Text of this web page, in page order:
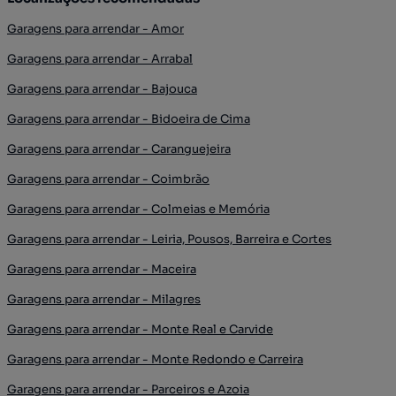
Garagens para arrendar - Amor
Garagens para arrendar - Arrabal
Garagens para arrendar - Bajouca
Garagens para arrendar - Bidoeira de Cima
Garagens para arrendar - Caranguejeira
Garagens para arrendar - Coimbrão
Garagens para arrendar - Colmeias e Memória
Garagens para arrendar - Leiria, Pousos, Barreira e Cortes
Garagens para arrendar - Maceira
Garagens para arrendar - Milagres
Garagens para arrendar - Monte Real e Carvide
Garagens para arrendar - Monte Redondo e Carreira
Garagens para arrendar - Parceiros e Azoia